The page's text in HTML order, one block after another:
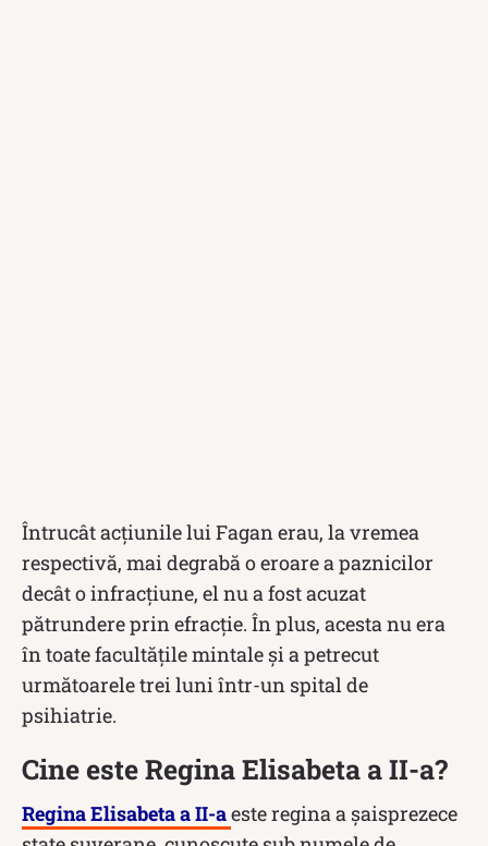
Întrucât acțiunile lui Fagan erau, la vremea
respectivă, mai degrabă o eroare a paznicilor
decât o infracțiune, el nu a fost acuzat
pătrundere prin efracție. În plus, acesta nu era
în toate facultățile mintale și a petrecut
următoarele trei luni într-un spital de
psihiatrie.
Cine este Regina Elisabeta a II-a?
Regina Elisabeta a II-aeste regina a șaisprezece